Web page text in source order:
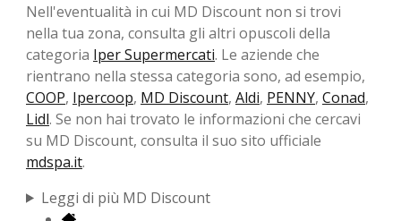
Nell'eventualità in cui MD Discount non si trovi
nella tua zona, consulta gli altri opuscoli della
categoria Iper Supermercati. Le aziende che
rientrano nella stessa categoria sono, ad esempio,
COOP, Ipercoop, MD Discount, Aldi, PENNY, Conad,
Lidl. Se non hai trovato le informazioni che cercavi
su MD Discount, consulta il suo sito ufficiale
mdspa.it.
Leggi di più MD Discount